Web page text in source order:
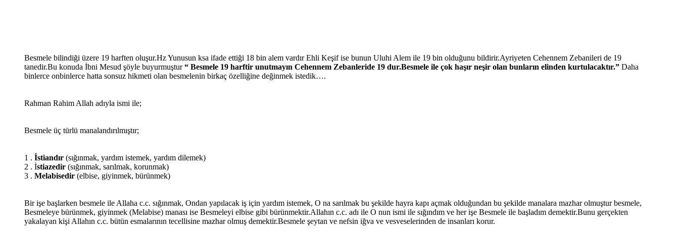
Besmele bilindiği üzere 19 harften oluşur.Hz Yunusun ksa ifade ettiği 18 bin alem vardır Ehli Keşif ise bunun Uluhi Alem ile 19 bin olduğunu bildirir.Ayriyeten Cehennem Zebanileri de 19
tanedir.Bu konuda İbni Mesud şöyle buyurmuştur“ Besmele 19 harftir unutmayın Cehennem Zebanleride 19 dur.Besmele ile çok haşır neşir olan bunların elinden kurtulacaktır.” Daha
binlerce onbinlerce hatta sonsuz hikmeti olan besmelenin birkaç özelliğine değinmek istedik….
Rahman Rahim Allah adıyla ismi ile;
Besmele üç türlü manalandırılmıştır;
1 . İstiandır (sığınmak, yardım istemek, yardım dilemek)
2 . İstiazedir (sığınmak, sarılmak, korunmak)
3 . Melabisedir (elbise, giyinmek, bürünmek)
Bir işe başlarken besmele ile Allaha c.c. sığınmak, Ondan yapılacak iş için yardım istemek, O na sarılmak bu şekilde hayra kapı açmak olduğundan bu şekilde manalara mazhar olmuştur besmele,
Besmeleye bürünmek, giyinmek (Melabise) manası ise Besmeleyi elbise gibi bürünmektir.Allahın c.c. adı ile O nun ismi ile sığındım ve her işe Besmele ile başladım demektir.Bunu gerçekten
yakalayan kişi Allahın c.c. bütün esmalarının tecellisine mazhar olmuş demektir.Besmele şeytan ve nefsin iğva ve vesveselerinden de insanları korur.